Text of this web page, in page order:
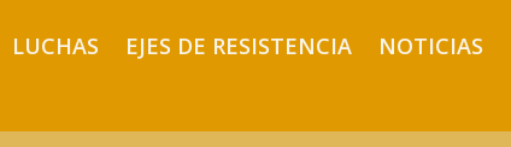
LUCHAS EJES DE RESISTENCIA NOTICIAS